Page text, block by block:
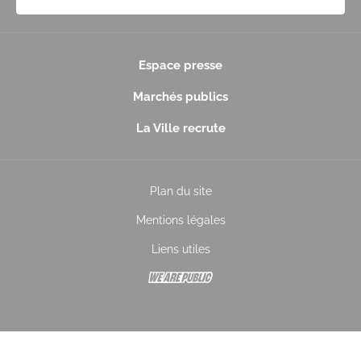
Espace presse
Marchés publics
La Ville recrute
Plan du site
Mentions légales
Liens utiles